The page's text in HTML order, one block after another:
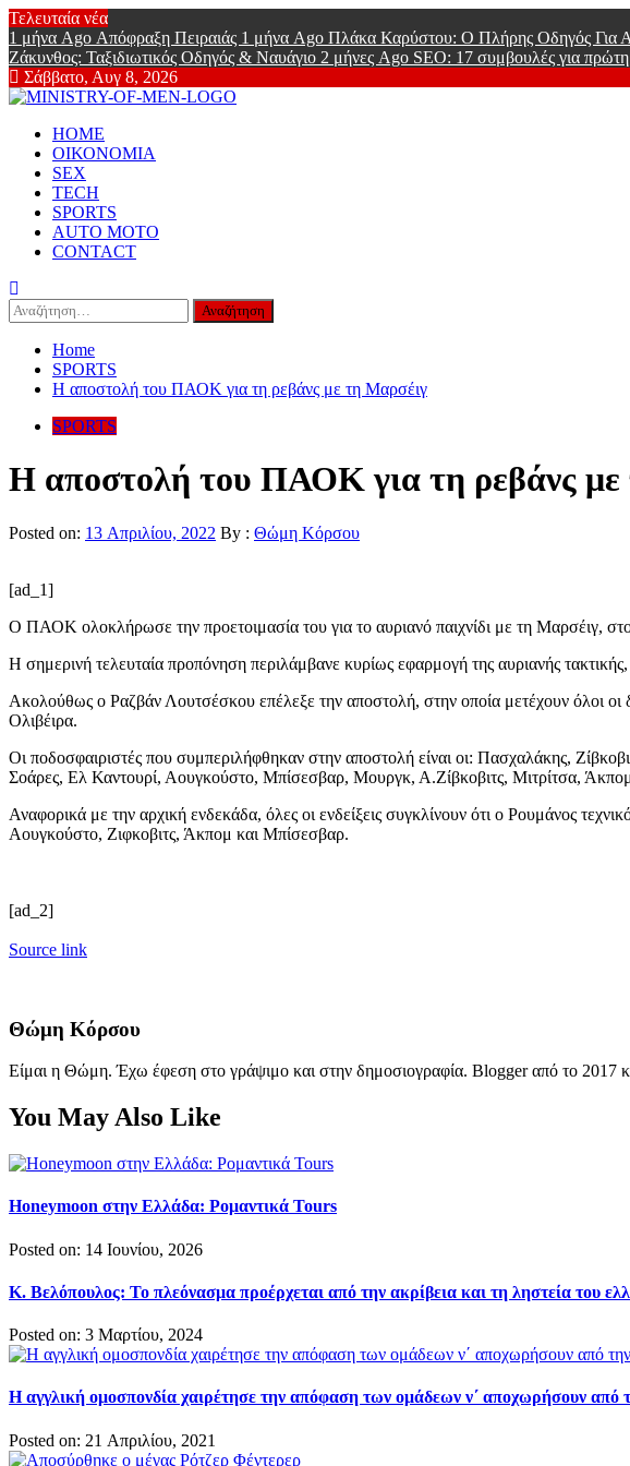
Skip
to
content
Τελευταία νέα
1 μήνα Ago Απόφραξη Πειραιάς 1 μήνα Ago Πλάκα Καρύστου: Ο Πλήρης Οδηγός Για
Ζάκυνθος: Ταξιδιωτικός Οδηγός & Ναυάγιο 2 μήνες Ago SEO: 17 συμβουλές για
Σάββατο, Αυγ 8, 2026
Online Lifestyle περιοδικό για Aνδρες
Primary
Menu
HOME
ΟΙΚΟΝΟΜΙΑ
SEX
TECH
SPORTS
AUTO MOTO
CONTACT
Αναζήτηση
για:
Home
SPORTS
Η αποστολή του ΠΑΟΚ για τη ρεβάνς με τη Μαρσέιγ
SPORTS
Η αποστολή του ΠΑΟΚ για τη ρεβάνς με
Posted on: 13 Απριλίου, 2022 By : Θώμη Κόρσου
[ad_1]
Ο ΠΑΟΚ ολοκλήρωσε την προετοιμασία του για το αυριανό παιχνίδι με τη Μαρσέιγ,
Η σημερινή τελευταία προπόνηση περιλάμβανε κυρίως εφαρμογή της αυριανής
Ακολούθως o Ραζβάν Λουτσέσκου επέλεξε την αποστολή, στην οποία μετέχουν όλοι
Ολιβέιρα.
Οι ποδοσφαιριστές που συμπεριλήφθηκαν στην αποστολή είναι οι: Πασχαλάκης,
Σοάρες, Ελ Καντουρί, Αουγκούστο, Μπίσεσβαρ, Μουργκ, Α.Ζίβκοβιτς, Μιτρίτσα,
Αναφορικά με την αρχική ενδεκάδα, όλες οι ενδείξεις συγκλίνουν ότι ο Ρουμάνος
Αουγκούστο, Ζιφκοβιτς, Άκπομ και Μπίσεσβαρ.
[ad_2]
Source link
Θώμη Κόρσου
Είμαι η Θώμη. Έχω έφεση στο γράψιμο και στην δημοσιογραφία. Blogger από το 2017
You May Also Like
Honeymoon στην Ελλάδα: Ρομαντικά Tours
Posted on: 14 Ιουνίου, 2026
Κ. Βελόπουλος: Το πλεόνασμα προέρχεται από την ακρίβεια και τη ληστεία του
Posted on: 3 Μαρτίου, 2024
Η αγγλική ομοσπονδία χαιρέτησε την απόφαση των ομάδεων ν΄ αποχωρήσουν από
Posted on: 21 Απριλίου, 2021